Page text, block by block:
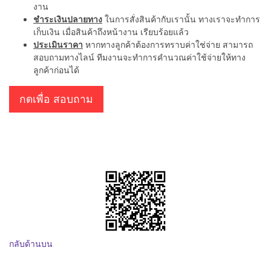
งาน
ชำระเงินปลายทาง ในการสั่งสินค้ากับเรานั้น ทางเราจะทำการ
เก็บเงิน เมื่อสินค้าถึงหน้างาน เรียบร้อยแล้ว
ประเมินราคา หากทางลูกค้าต้องการทราบค่าใช่จ่าย สามารถ
สอบถามทางไลน์ ทีมงานจะทำการคำนวณค่าใช้จ่ายให้ทาง
ลูกค้าก่อนได้
กดเพื่อ สอบถาม
กลับด้านบน